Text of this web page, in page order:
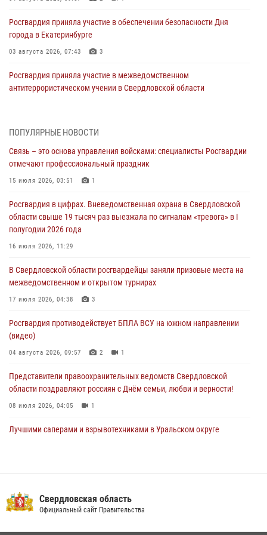
Росгвардия приняла участие в обеспечении безопасности Дня
города в Екатеринбурге
03 августа 2026, 07:43 3
Росгвардия приняла участие в межведомственном
антитеррористическом учении в Свердловской области
Росгвардия обеспечивает безопасность граждан на южном
Представитель Управления Росгвардии по Свердловской области
«Телекон»
В Свердловской области росгвардейцы стали призерами
29 июля 2026, 12:30
Православные священники поддержали росгвардейцев в зоне СВО
ПОПУЛЯРНЫЕ НОВОСТИ
Связь – это основа управления войсками: специалисты Росгвардии
отмечают профессиональный праздник
15 июля 2026, 03:51 1
Росгвардия в цифрах. Вневедомственная охрана в Свердловской
области свыше 19 тысяч раз выезжала по сигналам «тревога» в I
полугодии 2026 года
16 июля 2026, 11:29
В Свердловской области росгвардейцы заняли призовые места на
межведомственном и открытом турнирах
17 июля 2026, 04:38 3
Росгвардия противодействует БПЛА ВСУ на южном направлении
(видео)
04 августа 2026, 09:57 2 1
Представители правоохранительных ведомств Свердловской
области поздравляют россиян с Днём семьи, любви и верности!
08 июля 2026, 04:05 1
Лучшими саперами и взрывотехниками в Уральском округе
Всероссийского чемпионата Росгвардии по боксу
08 июля 2026, 12:02 5
Свердловская область
Официальный сайт Правительства